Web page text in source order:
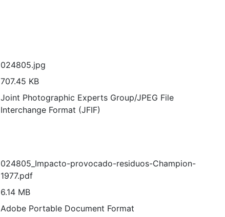
024805.jpg
707.45 KB
Joint Photographic Experts Group/JPEG File
Interchange Format (JFIF)
024805_Impacto-provocado-residuos-Champion-
1977.pdf
6.14 MB
Adobe Portable Document Format